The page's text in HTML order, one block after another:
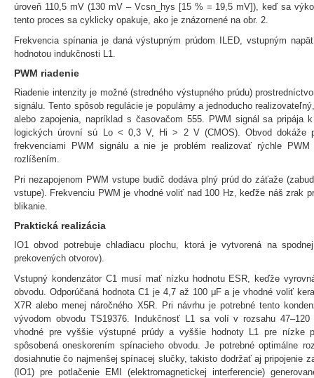
úroveň 110,5 mV (130 mV – Vcsn_hys [15 % = 19,5 mV]), keď sa
tento proces sa cyklicky opakuje, ako je znázornené na obr. 2.
Frekvencia spínania je daná výstupným prúdom ILED, vstupným
hodnotou indukčnosti L1.
PWM riadenie
Riadenie intenzity je možné (stredného výstupného prúdu)
signálu. Tento spôsob regulácie je populárny a jednoducho
alebo zapojenia, napríklad s časovačom 555. PWM signál sa pripája
logických úrovní sú Lo < 0,3 V, Hi > 2 V (CMOS). Obvod dokáže
frekvenciami PWM signálu a nie je problém realizovať rýchle
rozlíšením.
Pri nezapojenom PWM vstupe budič dodáva plný prúd do záťaže
vstupe). Frekvenciu PWM je vhodné voliť nad 100 Hz, keďže náš zrak
blikanie.
Praktická realizácia
IO1 obvod potrebuje chladiacu plochu, ktorá je vytvorená na
prekovených otvorov).
Vstupný kondenzátor C1 musí mať nízku hodnotu ESR, keďže
obvodu. Odporúčaná hodnota C1 je 4,7 až 100 μF a je vhodné voliť
X7R alebo menej náročného X5R. Pri návrhu je potrebné tento
vývodom obvodu TS19376. Indukčnosť L1 sa volí v rozsahu
vhodné pre vyššie výstupné prúdy a vyššie hodnoty L1 pre nízke
spôsobená oneskorením spínacieho obvodu. Je potrebné optimálne
dosiahnutie čo najmenšej spínacej slučky, takisto dodržať aj pripojenie
(IO1) pre potlačenie EMI (elektromagnetickej interferencie)